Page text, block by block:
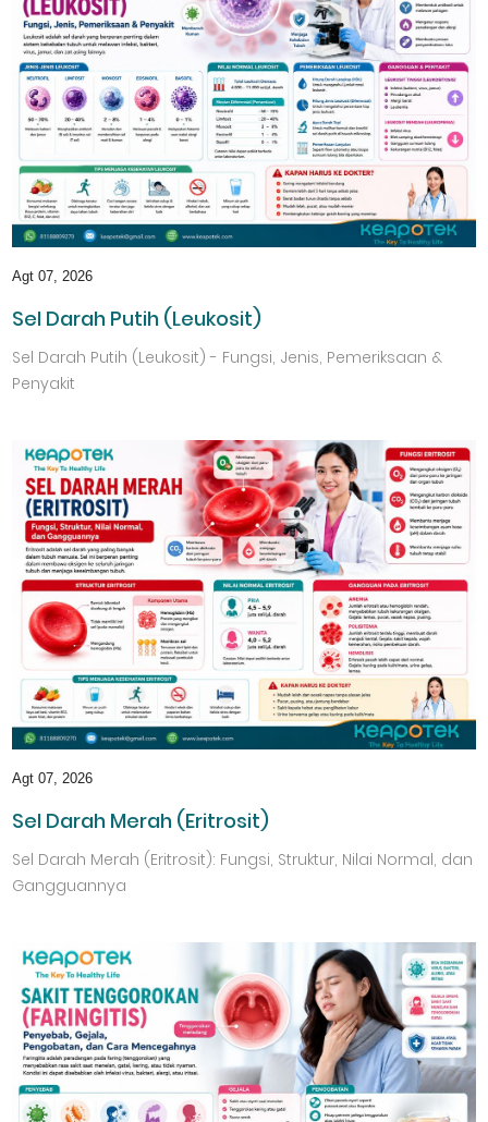
Agt 07, 2026
Sel Darah Putih (Leukosit)
Sel Darah Putih (Leukosit) - Fungsi, Jenis, Pemeriksaan &
Penyakit
Agt 07, 2026
Sel Darah Merah (Eritrosit)
Sel Darah Merah (Eritrosit): Fungsi, Struktur, Nilai Normal, dan
Gangguannya